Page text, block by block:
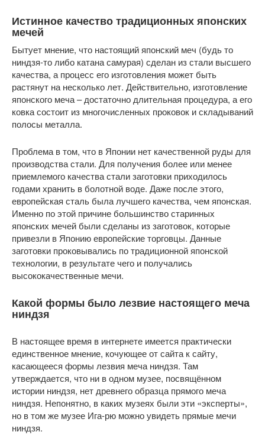
Истинное качество традиционных японских
мечей
Бытует мнение, что настоящий японский меч (будь то
ниндзя-то либо катана самурая) сделан из стали высшего
качества, а процесс его изготовления может быть
растянут на несколько лет. Действительно, изготовление
японского меча – достаточно длительная процедура, а его
ковка состоит из многочисленных проковок и складываний
полосы металла.
Проблема в том, что в Японии нет качественной руды для
производства стали. Для получения более или менее
приемлемого качества стали заготовки приходилось
годами хранить в болотной воде. Даже после этого,
европейская сталь была лучшего качества, чем японская.
Именно по этой причине большинство старинных
японских мечей были сделаны из заготовок, которые
привезли в Японию европейские торговцы. Данные
заготовки проковывались по традиционной японской
технологии, в результате чего и получались
высококачественные мечи.
Какой формы было лезвие настоящего меча
ниндзя
В настоящее время в интернете имеется практически
единственное мнение, кочующее от сайта к сайту,
касающееся формы лезвия меча ниндзя. Там
утверждается, что ни в одном музее, посвящённом
истории ниндзя, нет древнего образца прямого меча
ниндзя. Непонятно, в каких музеях были эти «эксперты»,
но в том же музее Ига-рю можно увидеть прямые мечи
ниндзя.